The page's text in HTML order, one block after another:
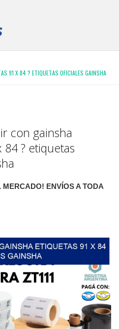
91 X 84 ? ETIQUETAS OFICIALES GAINSHA
con gainsha
? etiquetas
ENVÍOS A TODA